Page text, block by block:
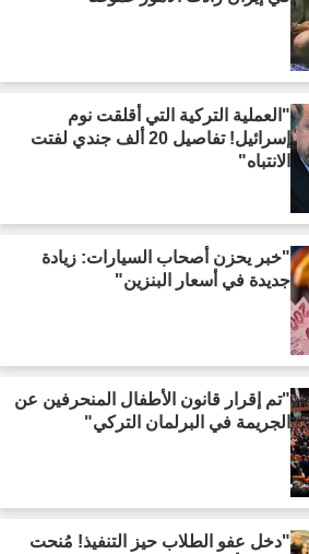
"العملية التركية التي أقلقت نوم
إسرائيل! تفاصيل 20 ألف جندي لفتت
الانتباه"
"خبر يحزن أصحاب السيارات: زيادة
جديدة في أسعار البنزين"
"تم إقرار قانون الأطفال المنحرفين عن
الجريمة في البرلمان التركي"
"دخل عفو الطلاب حيز التنفيذ! مُنحت